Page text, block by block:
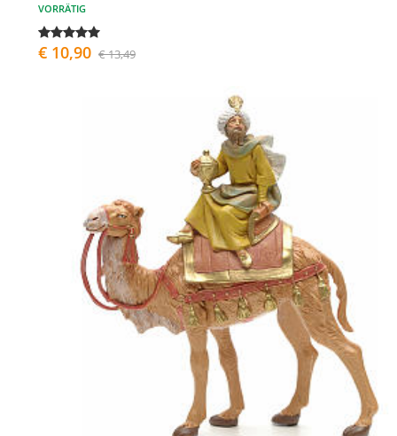
VORRÄTIG
€ 10,90 € 13,49